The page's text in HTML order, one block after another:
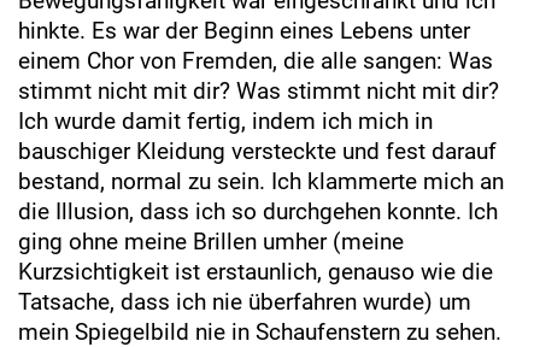
hinkte. Es war der Beginn eines Lebens unter
einem Chor von Fremden, die alle sangen: Was
stimmt nicht mit dir? Was stimmt nicht mit dir?
Ich wurde damit fertig, indem ich mich in
bauschiger Kleidung versteckte und fest darauf
bestand, normal zu sein. Ich klammerte mich an
die Illusion, dass ich so durchgehen konnte. Ich
ging ohne meine Brillen umher (meine
Kurzsichtigkeit ist erstaunlich, genauso wie die
Tatsache, dass ich nie überfahren wurde) um
mein Spiegelbild nie in Schaufenstern zu sehen.